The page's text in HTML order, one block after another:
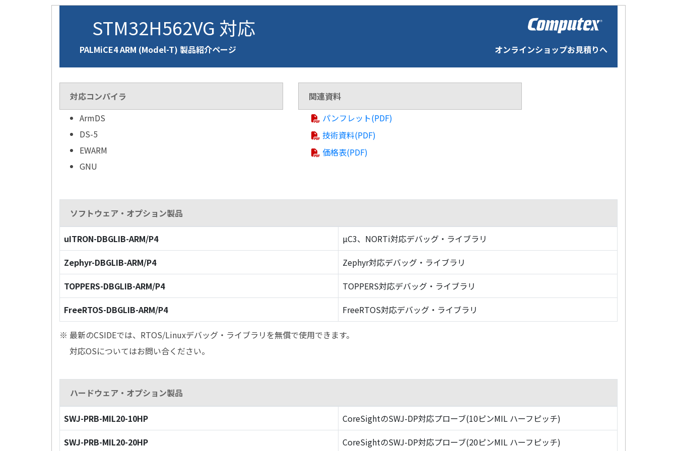
STM32H562VG 対応
PALMiCE4 ARM (Model-T) 製品紹介ページ オンラインショップお見積りへ
対応コンパイラ
ArmDS
DS-5
EWARM
GNU
関連資料
パンフレット(PDF)
技術資料(PDF)
価格表(PDF)
ソフトウェア・オプション製品
uITRON-DBGLIB-ARM/P4
µC3、NORTi対応デバッグ・ライブラリ
Zephyr-DBGLIB-ARM/P4
Zephyr対応デバッグ・ライブラリ
TOPPERS-DBGLIB-ARM/P4
TOPPERS対応デバッグ・ライブラリ
FreeRTOS-DBGLIB-ARM/P4
FreeRTOS対応デバッグ・ライブラリ
※ 最新のCSIDEでは、RTOS/Linuxデバッグ・ライブラリを無償で使用できます。
対応OSについてはお問い合ください。
ハードウェア・オプション製品
SWJ-PRB-MIL20-10HP
CoreSightのSWJ-DP対応プローブ(10ピンMIL ハーフピッチ)
SWJ-PRB-MIL20-20HP
CoreSightのSWJ-DP対応プローブ(20ピンMIL ハーフピッチ)